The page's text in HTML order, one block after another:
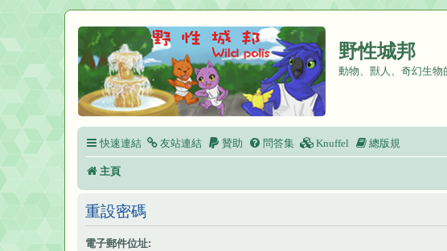
野性城邦
動物、獸人、奇幻生物
快速連結 友站連結 贊助 問答集 Knuffel 總版規
主頁
重設密碼
電子郵件位址: